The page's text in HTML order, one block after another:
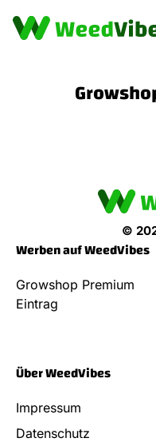
©
Werben auf WeedVibes
Growshop Premium
Eintrag
Über WeedVibes
Impressum
Datenschutz